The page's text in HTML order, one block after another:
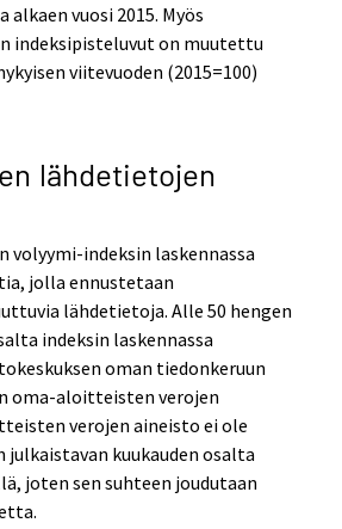
vuosi 2015. Myös
indeksipisteluvut on muutettu
viitevuoden (2015=100)
lähdetietojen
volyymi-indeksin laskennassa
jolla ennustetaan
lähdetietoja. Alle 50 hengen
indeksin laskennassa
oman tiedonkeruun
oma-aloitteisten verojen
verojen aineisto ei ole
julkaistavan kuukauden osalta
joten sen suhteen joudutaan